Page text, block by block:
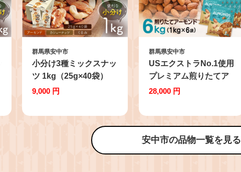
群馬県安中市
小分け3種ミックスナッ
ツ 1kg（25g×40袋）
ANAL009 / くるみ アー
素焼きアーモンド 無添
加 ドライロースト カリ
フォルニア堅果 産地直
9,000 円
群馬県安中市
USエクストラNo.1使用
プレミアム煎りたてア
ーモンド 6kg
ライロースト カリフォ
ルニア堅果 産地直輸入
28,000 円
安中市の品物一覧を見る